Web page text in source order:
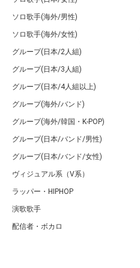
ソロ歌手(海外/男性)
ソロ歌手(海外/女性)
グループ(日本/2人組)
グループ(日本/3人組)
グループ(日本/4人組以上)
グループ(海外/バンド)
グループ(海外/韓国・K-POP)
グループ(日本/バンド/男性)
グループ(日本/バンド/女性)
ヴィジュアル系（V系）
ラッパー・HIPHOP
演歌歌手
配信者・ボカロ